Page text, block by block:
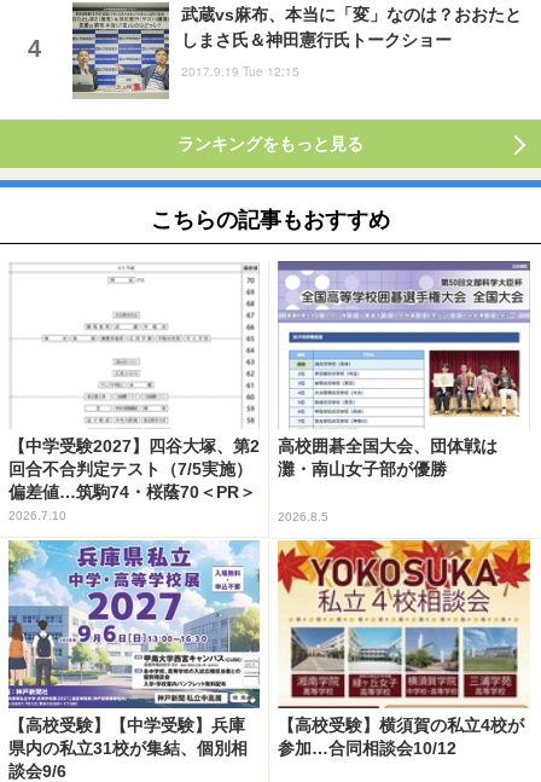
武蔵vs麻布、本当に「変」なのは？おおたと
しまさ氏＆神田憲行氏トークショー
2017.9.19 Tue 12:15
ランキングをもっと見る
こちらの記事もおすすめ
【中学受験2027】四谷大塚、第2
回合不合判定テスト（7/5実施）
偏差値…筑駒74・桜蔭70＜PR＞
2026.7.10
高校囲碁全国大会、団体戦は
灘・南山女子部が優勝
2026.8.5
【高校受験】【中学受験】兵庫
県内の私立31校が集結、個別相
談会9/6
【高校受験】横須賀の私立4校が
参加…合同相談会10/12